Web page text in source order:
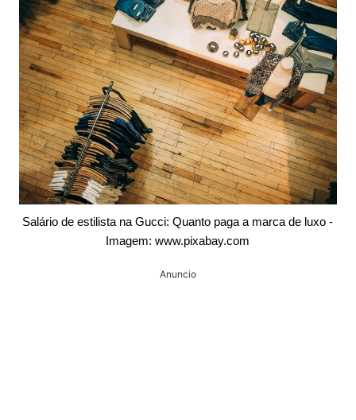
Salário de estilista na Gucci: Quanto paga a marca de luxo -
Imagem: www.pixabay.com
Anuncio